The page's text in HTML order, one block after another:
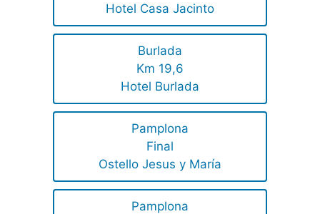
Hotel Casa Jacinto
Burlada
Km 19,6
Hotel Burlada
Pamplona
Final
Ostello Jesus y María
Pamplona